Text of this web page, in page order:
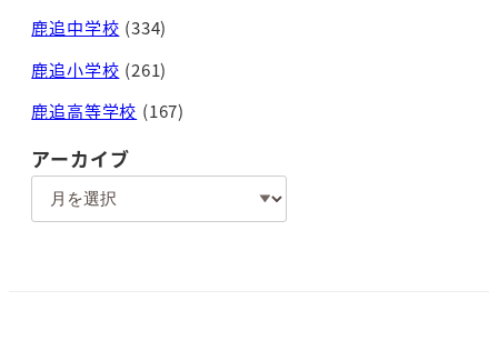
鹿追中学校 (334)
鹿追小学校 (261)
鹿追高等学校 (167)
アーカイブ